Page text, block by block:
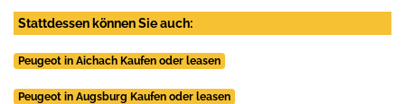
Stattdessen können Sie auch:
Peugeot in Aichach Kaufen oder leasen
Peugeot in Augsburg Kaufen oder leasen